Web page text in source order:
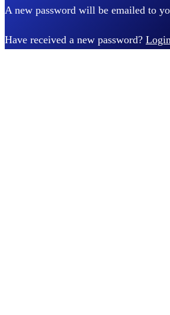
A new password will be emailed to
Have received a new password?